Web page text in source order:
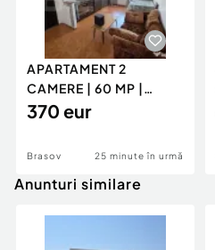
APARTAMENT 2
CAMERE | 60 MP |
GENERAL MOCIULSCHI
370 eur
Brasov 25 minute în urmă
Anunturi similare